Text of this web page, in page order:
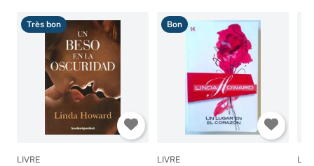
Très bon
LIVRE
Bon
LIVRE